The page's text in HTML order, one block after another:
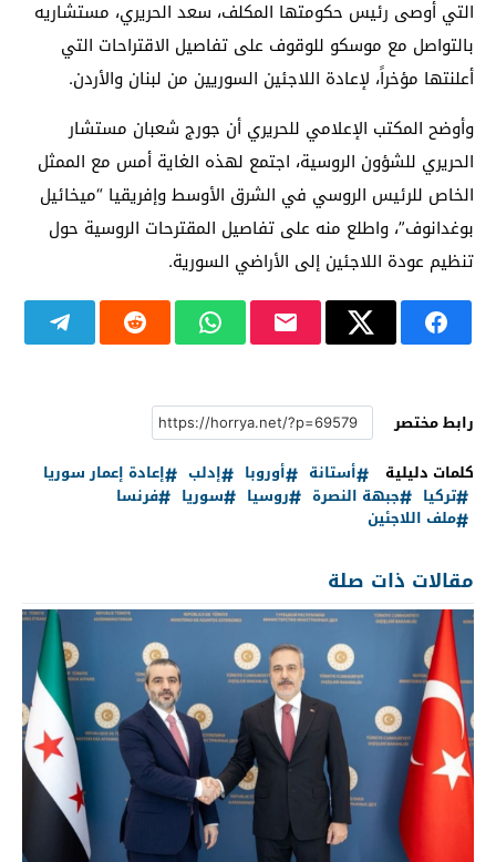
التي أوصى رئيس حكومتها المكلف، سعد الحريري، مستشاريه
بالتواصل مع موسكو للوقوف على تفاصيل الاقتراحات التي
أعلنتها مؤخراً، لإعادة اللاجئين السوريين من لبنان والأردن.
وأوضح المكتب الإعلامي للحريري أن جورج شعبان مستشار
الحريري للشؤون الروسية، اجتمع لهذه الغاية أمس مع الممثل
الخاص للرئيس الروسي في الشرق الأوسط وإفريقيا “​ميخائيل
بوغدانوف”​، واطلع منه على تفاصيل المقترحات الروسية حول
تنظيم عودة اللاجئين إلى الأراضي السورية.
رابط مختصر
كلمات دليلية
أستانة أوروبا إدلب
إعادة إعمار سوريا
تركيا
جبهة النصرة روسيا سوريا
فرنسا
ملف اللاجئين
مقالات ذات صلة